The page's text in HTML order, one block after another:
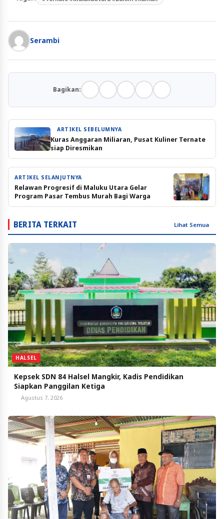
Serambi
Bagikan:
ARTIKEL SEBELUMNYA
Kuras Anggaran Miliaran, Pusat Kuliner Ternate
siap Diresmikan
ARTIKEL SELANJUTNYA
Relawan Progresif di Maluku Utara Gelar
Program Pasar Tembus Murah Bagi Warga
BERITA TERKAIT Lihat Semua
HALSEL
Kepsek SDN 84 Halsel Mangkir, Kadis Pendidikan
Siapkan Panggilan Ketiga
Agustus 7, 2026